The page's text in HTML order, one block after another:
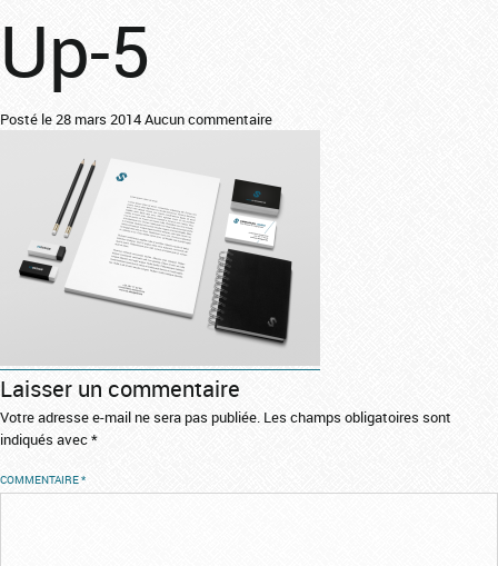
Up-5
Posté le 28 mars 2014Aucun commentaire
Laisser un commentaire
Votre adresse e-mail ne sera pas publiée. Les champs obligatoires sont
indiqués avec*
COMMENTAIRE*